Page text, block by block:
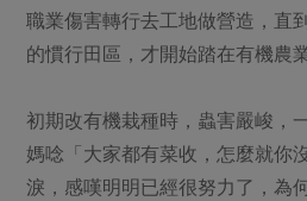
職業傷害轉行去工地做營造，直
的慣行田區，才開始踏在有機農
初期改有機栽種時，蟲害嚴峻，
媽唸「大家都有菜收，怎麼就你
淚，感嘆明明已經很努力了，為